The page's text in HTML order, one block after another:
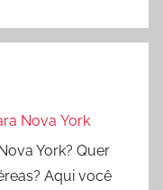
Nova York
York? Quer
Aqui você